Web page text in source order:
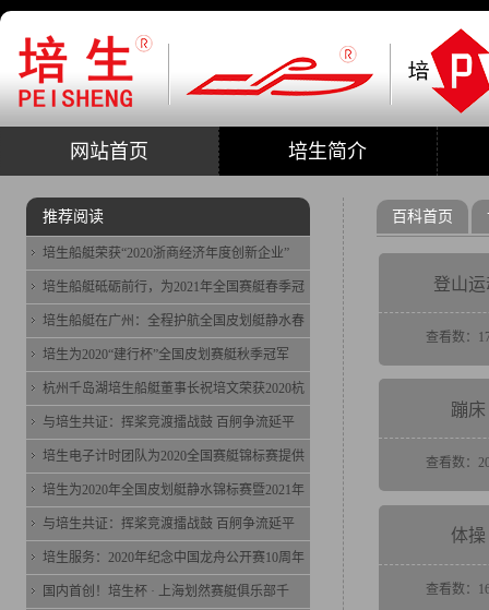
网站首页 培生简介
百科首页
登山
查看数：
蹦床
查看数：
体操
查看数：
推荐阅读
培生船艇荣获“2020浙商经济年度创新企业”
培生船艇砥砺前行，为2021年全国赛艇春季冠
培生船艇在广州：全程护航全国皮划艇静水春
培生为2020“建行杯”全国皮划赛艇秋季冠军
杭州千岛湖培生船艇董事长祝培文荣获2020杭
与培生共证：挥桨竞渡擂战鼓 百舸争流延平
培生电子计时团队为2020全国赛艇锦标赛提供
培生为2020年全国皮划艇静水锦标赛暨2021年
与培生共证：挥桨竞渡擂战鼓 百舸争流延平
培生服务：2020年纪念中国龙舟公开赛10周年
国内首创！培生杯 · 上海划然赛艇俱乐部千